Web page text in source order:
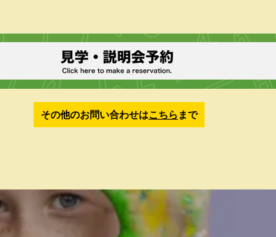
その他のお問い合わせはこちら まで